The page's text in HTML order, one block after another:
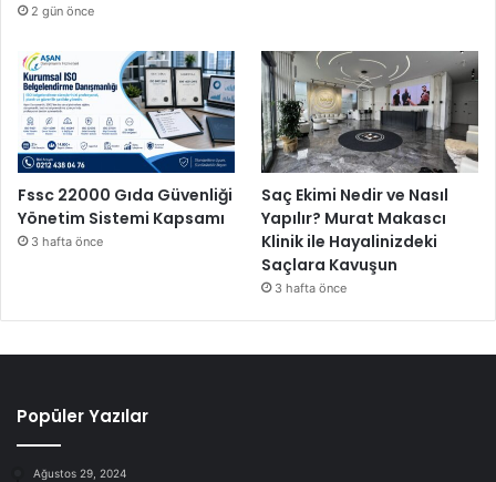
2 gün önce
Fssc 22000 Gıda Güvenliği
Yönetim Sistemi Kapsamı
3 hafta önce
Saç Ekimi Nedir ve Nasıl
Yapılır? Murat Makascı
Klinik ile Hayalinizdeki
Saçlara Kavuşun
3 hafta önce
Popüler Yazılar
Ağustos 29, 2024